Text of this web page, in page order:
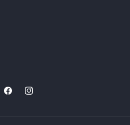
FacebookInstagram